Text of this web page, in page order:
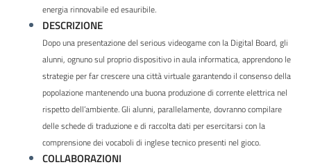
energia rinnovabile ed esauribile.
DESCRIZIONE
Dopo una presentazione del serious videogame con la Digital Board, gli
alunni, ognuno sul proprio dispositivo in aula informatica, apprendono le
strategie per far crescere una città virtuale garantendo il consenso della
popolazione mantenendo una buona produzione di corrente elettrica nel
rispetto dell’ambiente. Gli alunni, parallelamente, dovranno compilare
delle schede di traduzione e di raccolta dati per esercitarsi con la
comprensione dei vocaboli di inglese tecnico presenti nel gioco.
COLLABORAZIONI